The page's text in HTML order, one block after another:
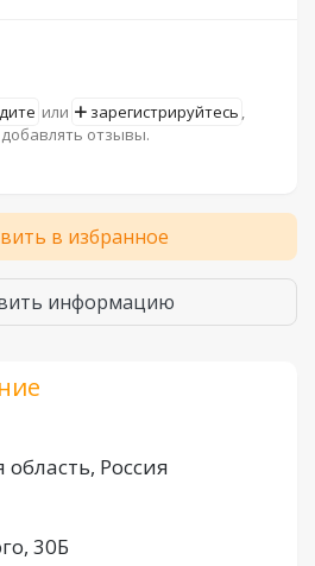
или зарегистрируйтесь ,
отзывы.
в избранное
информацию
Россия
30Б